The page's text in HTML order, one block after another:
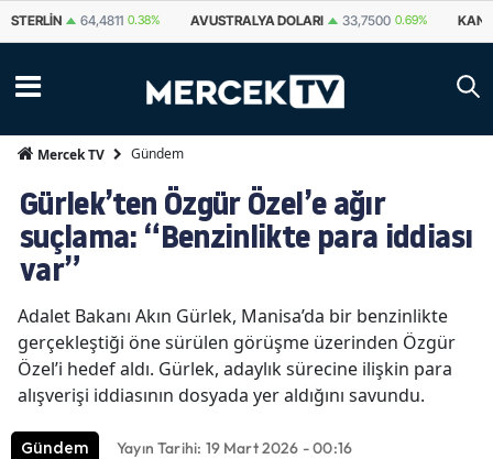
STERLIN 64,4811 0.38% AVUSTRALYA DOLARI 33,7500 0.69%
Mercek TV Gündem
Gürlek’ten Özgür Özel’e ağır
suçlama: “Benzinlikte para iddiası
var”
Adalet Bakanı Akın Gürlek, Manisa’da bir benzinlikte
gerçekleştiği öne sürülen görüşme üzerinden Özgür
Özel’i hedef aldı. Gürlek, adaylık sürecine ilişkin para
alışverişi iddiasının dosyada yer aldığını savundu.
Gündem Yayın Tarihi: 19 Mart 2026 - 00:16